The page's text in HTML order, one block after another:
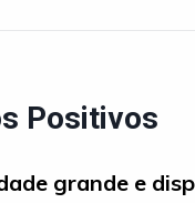
Positivos
grande e